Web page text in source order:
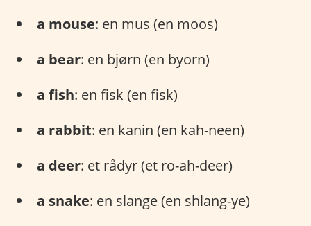
a mouse: en mus (en moos)
a bear: en bjørn (en byorn)
a fish: en fisk (en fisk)
a rabbit: en kanin (en kah-neen)
a deer: et rådyr (et ro-ah-deer)
a snake: en slange (en shlang-ye)